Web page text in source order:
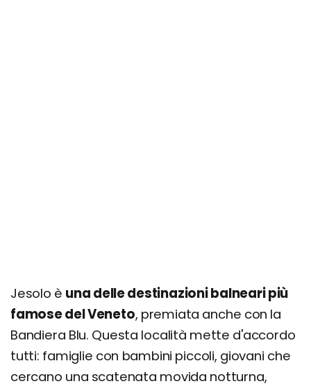
Itinerario di un giorno
Dove mangiare a Jesolo e cosa: specialità e i
migliori ristoranti
Cosa fare la sera: le zone della movida e i
migliori locali di Jesolo
Jesolo è una delle destinazioni balneari più
famose del Veneto, premiata anche con la
Bandiera Blu. Questa località mette d'accordo
tutti: famiglie con bambini piccoli, giovani che
cercano una scatenata movida notturna,